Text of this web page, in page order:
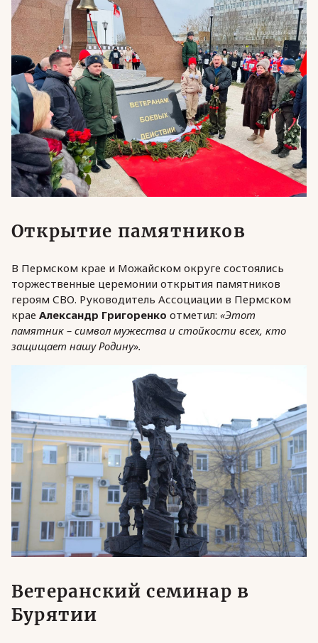
Открытие памятников
В Пермском крае и Можайском округе состоялись
торжественные церемонии открытия памятников
героям СВО. Руководитель Ассоциации в Пермском
крае Александр Григоренко отметил: «Этот
памятник – символ мужества и стойкости всех, кто
защищает нашу Родину».
Ветеранский семинар в
Бурятии